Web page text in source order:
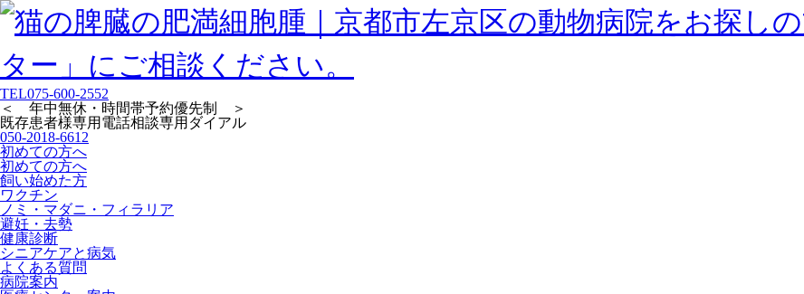
TEL075-600-2552
＜ 年中無休・時間帯予約優先制 ＞
既存患者様専用 電話相談専用ダイアル
050-2018-6612
初めての方へ
初めての方へ
飼い始めた方
ワクチン
ノミ・マダニ・フィラリア
避妊・去勢
健康診断
シニアケアと病気
よくある質問
病院案内